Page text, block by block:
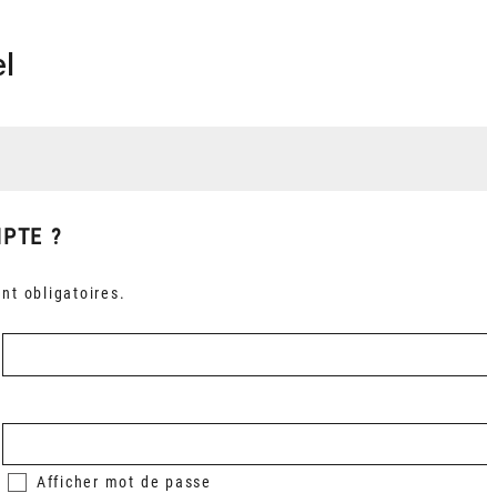
?
obligatoires.
Afficher mot de passe